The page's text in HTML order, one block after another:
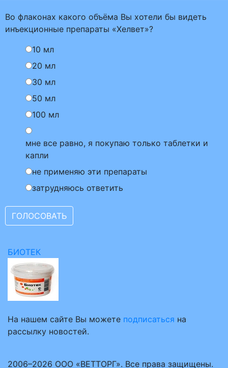
Во флаконах какого объёма Вы хотели бы видеть
инъекционные препараты «Хелвет»?
10 мл
20 мл
30 мл
50 мл
100 мл
мне все равно, я покупаю только таблетки и
капли
не применяю эти препараты
затрудняюсь ответить
БИОТЕК
На нашем сайте Вы можете подписаться на
рассылку новостей.
2006–2026 ООО «ВЕТТОРГ». Все права защищены.